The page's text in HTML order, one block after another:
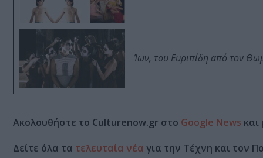
Ίων, του Ευριπίδη από τον
Ακολουθήστε το Culturenow.gr στο Google News και
Δείτε όλα τα τελευταία νέα για την Τέχνη και τον